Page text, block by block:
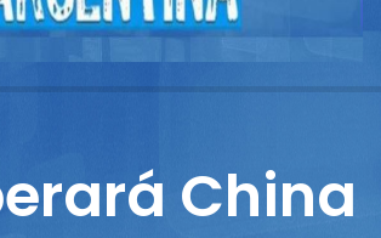
China